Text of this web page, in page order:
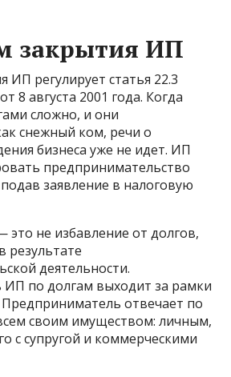
закрытия ИП
ИП регулирует статья 22.3
8 августа 2001 года. Когда
сложно, и они
снежный ком, речи о
бизнеса уже не идет. ИП
предпринимательство
заявление в налоговую
не избавление от долгов,
результате
деятельности.
ИП по долгам выходит за рамки
Предприниматель отвечает по
своим имуществом: личным,
с супругой и коммерческими